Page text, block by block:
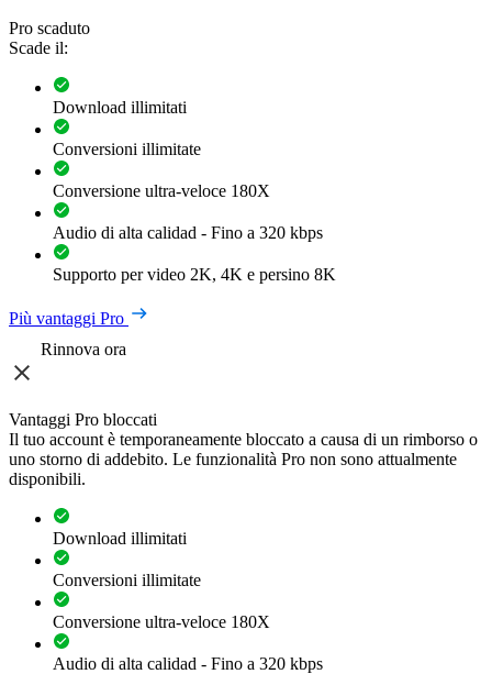
Pro scaduto
Scade il:
Download illimitati
Conversioni illimitate
Conversione ultra-veloce 180X
Audio di alta calidad - Fino a 320 kbps
Supporto per video 2K, 4K e persino 8K
Più vantaggi Pro
Rinnova ora
Vantaggi Pro bloccati
Il tuo account è temporaneamente bloccato a causa di un rimborso o
uno storno di addebito. Le funzionalità Pro non sono attualmente
disponibili.
Download illimitati
Conversioni illimitate
Conversione ultra-veloce 180X
Audio di alta calidad - Fino a 320 kbps